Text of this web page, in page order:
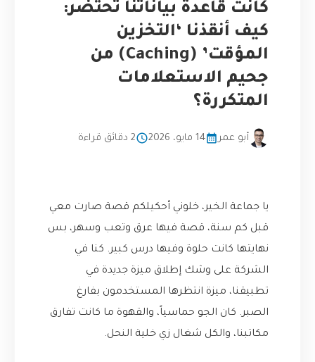
كانت قاعدة بياناتنا تحتضر:
كيف أنقذنا ‘التخزين
المؤقت’ (Caching) من
جحيم الاستعلامات
المتكررة؟
أبو عمر 14 مايو، 2026 2 دقائق قراءة
يا جماعة الخير، خلوني أحكيلكم قصة صارت معي
قبل كم سنة، قصة فيها عرق وتعب وسهر، بس
نهايتها كانت حلوة وفيها درس كبير. كنا في
الشركة على وشك إطلاق ميزة جديدة في
تطبيقنا، ميزة انتظرها المستخدمون بفارغ
الصبر. كان الجو حماسياً، والقهوة ما كانت تفارق
مكاتبنا، والكل شغال زي خلية النحل.